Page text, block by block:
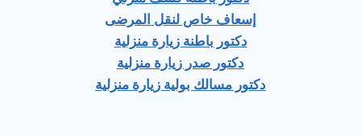
إسعاف خاص لنقل المرضى
دكتور باطنة زيارة منزلية
دكتور صدر زيارة منزلية
دكتور مسالك بولية زيارة منزلية